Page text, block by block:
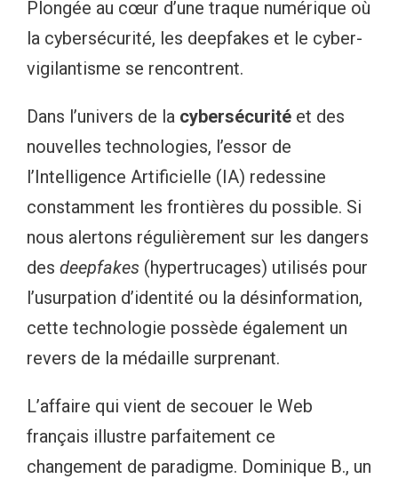
Plongée au cœur d’une traque numérique où
la cybersécurité, les deepfakes et le cyber-
vigilantisme se rencontrent.
Dans l’univers de la cybersécurité et des
nouvelles technologies, l’essor de
l’Intelligence Artificielle (IA) redessine
constamment les frontières du possible. Si
nous alertons régulièrement sur les dangers
des deepfakes (hypertrucages) utilisés pour
l’usurpation d’identité ou la désinformation,
cette technologie possède également un
revers de la médaille surprenant.
L’affaire qui vient de secouer le Web
français illustre parfaitement ce
changement de paradigme. Dominique B., un